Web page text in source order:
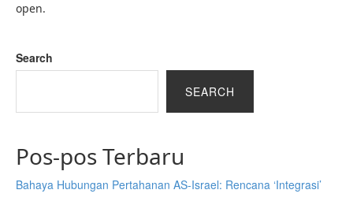
open.
Search
SEARCH
Pos-pos Terbaru
Bahaya Hubungan Pertahanan AS-Israel: Rencana ‘Integrasi’